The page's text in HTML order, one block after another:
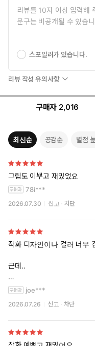
스포일러가 있습니다.
리뷰 작성 유의사항
구매자 2,016
최신순 공감순 별점
그림도 이뿌고 재밌었요
78i***
2026.07.30 신고 차단
작화 디자인이나 컬러 너무
근데..
너무 짧아!!!!
joe***
2026.07.26 신고 차단